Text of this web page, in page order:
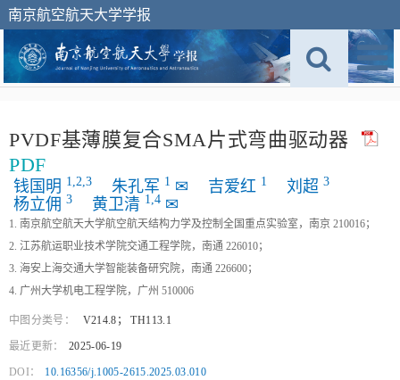
南京航空航天大学学报
PVDF基薄膜复合SMA片式弯曲驱动器
PDF
钱国明 1, 2, 3 朱孔军 1 ✉ 吉爱红 1 刘超 3
杨立佣 3 黄卫清 1, 4 ✉
1. 南京航空航天大学航空航天结构力学及控制全国重点实验室，南京 210016；
2. 江苏航运职业技术学院交通工程学院，南通 226010；
3. 海安上海交通大学智能装备研究院，南通 226600；
4. 广州大学机电工程学院，广州 510006
中图分类号： V214.8 ；TH113.1
最近更新： 2025-06-19
DOI： 10.16356/j.1005-2615.2025.03.010